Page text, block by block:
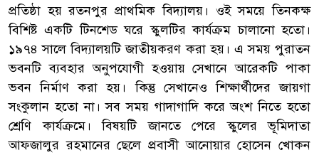
প্রতিষ্ঠা হয় রতনপুর প্রাথমিক বিদ্যালয়। ওই সময়ে তিনকক্ষ
বিশিষ্ট একটি টিনশেড ঘরে স্কুলটির কার্যক্রম চালানো হতো।
১৯৭৪ সালে বিদ্যালয়টি জাতীয়করণ করা হয়। এ সময় পুরাতন
ভবনটি ব্যবহার অনুপযোগী হওয়ায় সেখানে আরেকটি পাকা
ভবন নির্মাণ করা হয়। কিন্তু সেখানেও শিক্ষার্থীদের জায়গা
সংকুলান হতো না। সব সময় গাদাগাদি করে অংশ নিতে হতো
শ্রেণি কার্যক্রমে। বিষয়টি জানতে পেরে স্কুলের ভূমিদাতা
আফজালুর রহমানের ছেলে প্রবাসী আনোয়ার হোসেন খোকন